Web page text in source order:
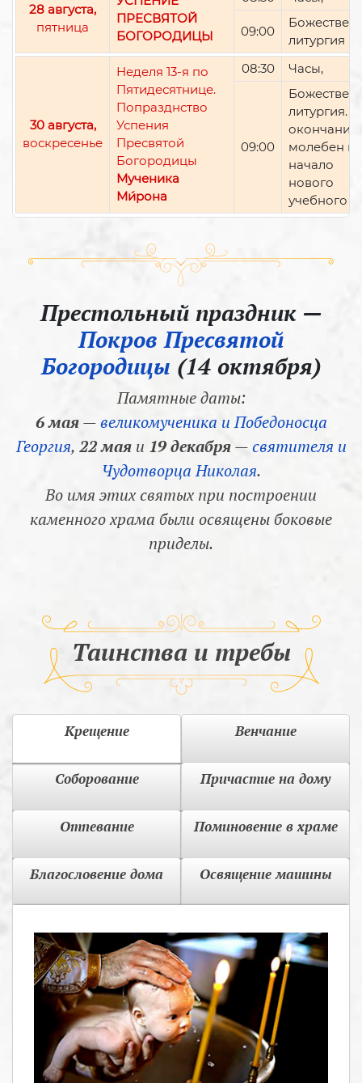
28 августа,
пятница
ПРЕСВЯТОЙ
БОГОРОДИЦЫ
09:00
литургия
30 августа,
воскресенье
Неделя 13-я по
Пятидесятнице.
Попразднство
Успения
Пресвятой
Богородицы
Мученика
Ми́рона
08:30 Часы,
09:00
литургия.
окончании
молебен
начало
нового
учебного
Престольный праздник —
Покров Пресвятой
Богородицы (14 октября)
Памятные даты:
6 мая—великомученика и Победоносца
Георгия, 22 маяи 19 декабря—святителя и
Чудотворца Николая.
Во имя этих святых при построении
каменного храма были освящены боковые
приделы.
Таинства и требы
Крещение Венчание
Соборование Причастие на дому
Отпевание Поминовение в храме
Благословение дома Освящение машины